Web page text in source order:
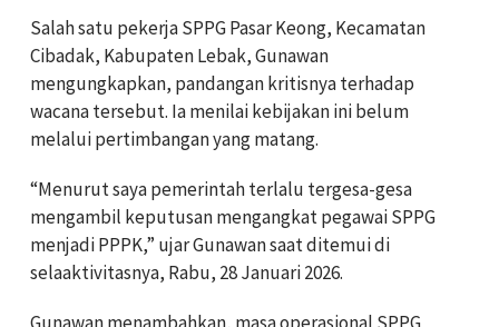
Salah satu pekerja SPPG Pasar Keong, Kecamatan
Cibadak, Kabupaten Lebak, Gunawan
mengungkapkan, pandangan kritisnya terhadap
wacana tersebut. Ia menilai kebijakan ini belum
melalui pertimbangan yang matang.
“Menurut saya pemerintah terlalu tergesa-gesa
mengambil keputusan mengangkat pegawai SPPG
menjadi PPPK,” ujar Gunawan saat ditemui di
selaaktivitasnya, Rabu, 28 Januari 2026.